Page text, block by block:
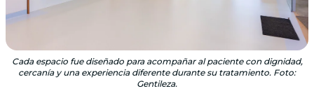
Cada espacio fue diseñado para acompañar al paciente con dignidad,
cercanía y una experiencia diferente durante su tratamiento. Foto:
Gentileza.